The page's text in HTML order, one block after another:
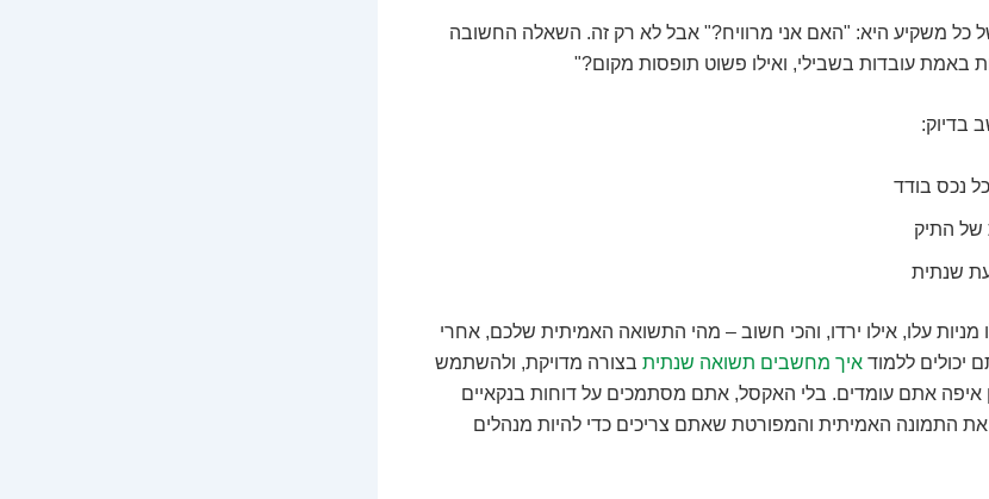
כל משקיע היא: "האם אני מרוויח?" אבל לא רק זה. השאלה החשובה
באמת עובדות בשבילי, ואילו פשוט תופסות מקום?"
בדיוק:
נכס בודד
של התיק
שנתית
מניות עלו, אילו ירדו, והכי חשוב – מהי התשואה האמיתית שלכם, אחרי
יכולים ללמוד איך מחשבים תשואה שנתית בצורה מדויקת, ולהשתמש
איפה אתם עומדים. בלי האקסל, אתם מסתמכים על דוחות בנקאיים
את התמונה האמיתית והמפורטת שאתם צריכים כדי להיות מנהלים